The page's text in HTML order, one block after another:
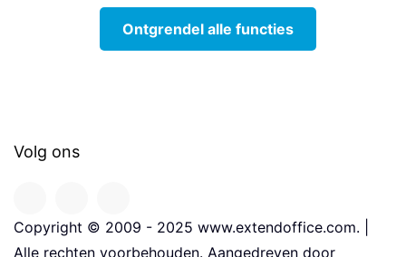
Ontgrendel alle functies
Volg ons
Copyright © 2009 - 2025 www.extendoffice.com. |
Alle rechten voorbehouden. Aangedreven door